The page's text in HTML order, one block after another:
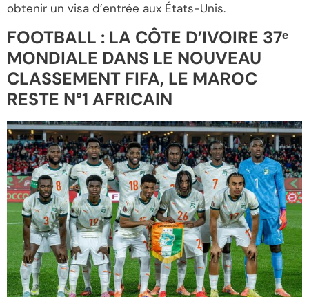
obtenir un visa d’entrée aux États-Unis.
FOOTBALL : LA CÔTE D’IVOIRE 37ᵉ
MONDIALE DANS LE NOUVEAU
CLASSEMENT FIFA, LE MAROC
RESTE N°1 AFRICAIN